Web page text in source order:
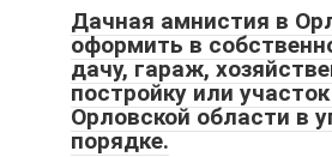
Дачная амнистия в
оформить в
дачу, гараж,
постройку или
Орловской области в
порядке.